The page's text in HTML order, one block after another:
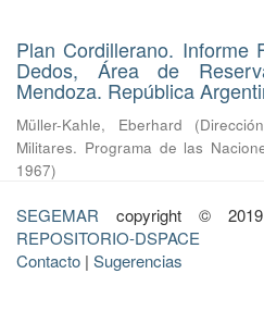
Plan Cordillerano. Informe
Dedos, Área de
Mendoza. República
Müller-Kahle, Eberhard (
Militares. Programa de las
1967)
SEGEMAR copyright © 2019
REPOSITORIO-DSPACE
Contacto | Sugerencias